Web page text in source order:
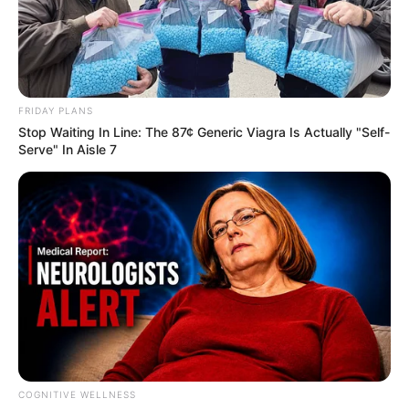
തിരുവനന്തപുരം:മുന്‍ എഡിഎം നവീന്‍
ബാബുവിന്റെ ദുരൂഹ മരണവുമായി ബന്ധപ്പെട്ട
കേസ് കേന്ദ്ര അന്വേഷണ ഏജന്‍സിയായ
സിബിഐക്ക് കൈമാറാന്‍ സംസ്ഥാന സര്‍ക്കാര്‍
തീരുമാനിച്ചു. നീതിപൂര്‍വ്വമായ അന്വേഷണം
ആവശ്യപ്പെട്ട് നവീന്‍ ബാബുവിന്റെ ആശ്രിതര്‍
FRIDAY PLANS
Stop Waiting In Line: The 87¢ Generic Viagra Is Actually "Self-
Serve" In Aisle 7
COGNITIVE WELLNESS